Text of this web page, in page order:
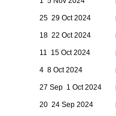
25  29 Oct 2024
18  22 Oct 2024
11  15 Oct 2024
4  8 Oct 2024
27 Sep  1 Oct 2024
20  24 Sep 2024